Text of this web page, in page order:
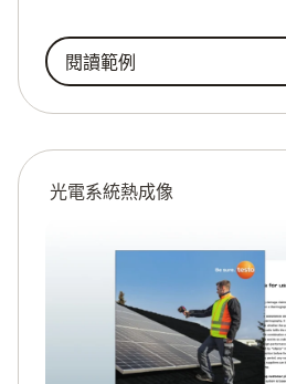
閱讀範例
光電系統熱成像